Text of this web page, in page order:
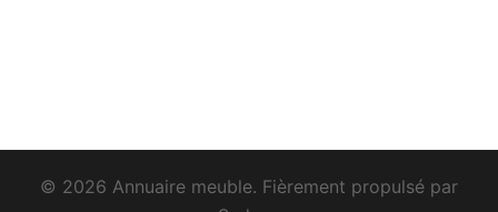
© 2026 Annuaire meuble. Fièrement propulsé par